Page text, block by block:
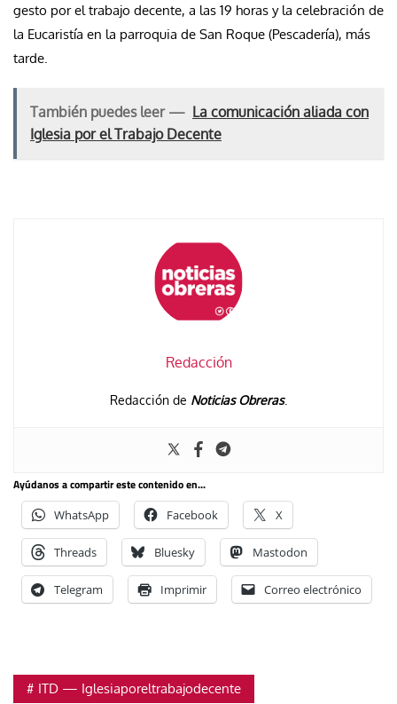
gesto por el trabajo decente, a las 19 horas y la celebración de
la Eucaristía en la parroquia de San Roque (Pescadería), más
tarde.
También puedes leer — La comunicación aliada con
Iglesia por el Trabajo Decente
Redacción
Redacción de Noticias Obreras.
Ayúdanos a compartir este contenido en...
WhatsApp Facebook X
Threads Bluesky Mastodon
Telegram Imprimir Correo electrónico
ITD — Iglesiaporeltrabajodecente